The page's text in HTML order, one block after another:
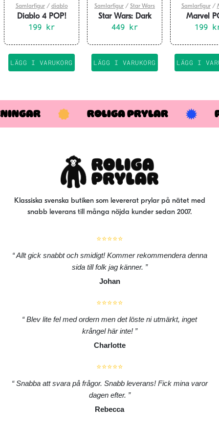
Samlarfigur/ diablo
Diablo 4 POP!
Games Vinyl
199 kr
LÄGG I VARUKORG
Samlarfigur / Star Wars
Star Wars: Dark
Side POP! Deluxe
Throne 9 cm
449 kr
LÄGG I VARUKORG
Samlarfigur/
Marvel
Marvel
50th –
Wolverine
199
LÄGG I
ROLIGA PRYLAR
Klassiska svenska butiken som levererat prylar på nätet med
snabb leverans till många nöjda kunder sedan 2007.
⭐⭐⭐⭐⭐
Allt gick snabbt och smidigt! Kommer rekommendera denna
sida till folk jag känner.
Johan
⭐⭐⭐⭐⭐
Blev lite fel med ordern men det löste ni utmärkt, inget
krångel här inte!
Charlotte
⭐⭐⭐⭐⭐
Snabba att svara på frågor. Snabb leverans! Fick mina varor
dagen efter.
Rebecca